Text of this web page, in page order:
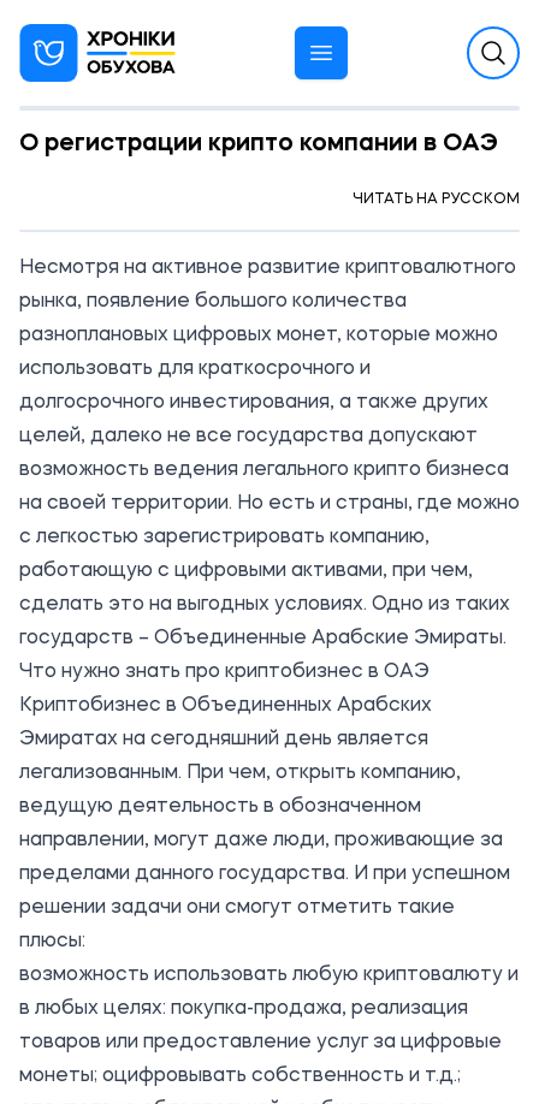
О регистрации крипто компании в ОАЭ
ЧИТАТЬ НА РУССКОМ
Несмотря на активное развитие криптовалютного
рынка, появление большого количества
разноплановых цифровых монет, которые можно
использовать для краткосрочного и
долгосрочного инвестирования, а также других
целей, далеко не все государства допускают
возможность ведения легального крипто бизнеса
на своей территории. Но есть и страны, где можно
с легкостью зарегистрировать компанию,
работающую с цифровыми активами, при чем,
сделать это на выгодных условиях. Одно из таких
государств – Объединенные Арабские Эмираты.
Что нужно знать про криптобизнес в ОАЭ
Криптобизнес в Объединенных Арабских
Эмиратах на сегодняшний день является
легализованным. При чем, открыть компанию,
ведущую деятельность в обозначенном
направлении, могут даже люди, проживающие за
пределами данного государства. И при успешном
решении задачи они смогут отметить такие
плюсы:
возможность использовать любую криптовалюту и
в любых целях: покупка-продажа, реализация
товаров или предоставление услуг за цифровые
монеты; оцифровывать собственность и т.д.;